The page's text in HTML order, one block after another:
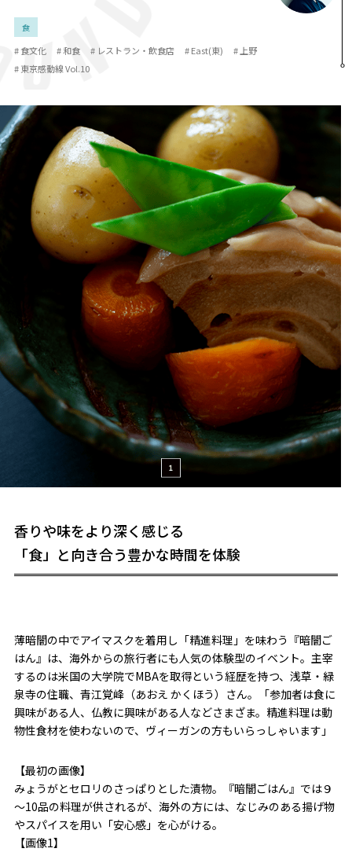
食
# 食文化 # 和食 # レストラン・飲食店 # East(東)
# 上野
# 東京感動線 Vol.10
香りや味をより深く感じる
「食」と向き合う豊かな時間を体験
薄暗闇の中でアイマスクを着用し「精進料理」を味わう『暗闇ご
はん』は、海外からの旅行者にも人気の体験型のイベント。主宰
するのは米国の大学院でMBAを取得という経歴を持つ、浅草・緑
泉寺の住職、青江覚峰（あおえ かくほう）さん。「参加者は食に
興味がある人、仏教に興味がある人などさまざま。精進料理は動
物性食材を使わないので、ヴィーガンの方もいらっしゃいます」
【最初の画像】
みょうがとセロリのさっぱりとした漬物。『暗闇ごはん』では９
～10品の料理が供されるが、海外の方には、なじみのある揚げ物
やスパイスを用い「安心感」を心がける。
【画像1】